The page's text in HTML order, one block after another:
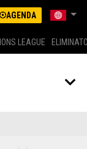
AGENDA
LATINO (SPANISH)
LEAGUE